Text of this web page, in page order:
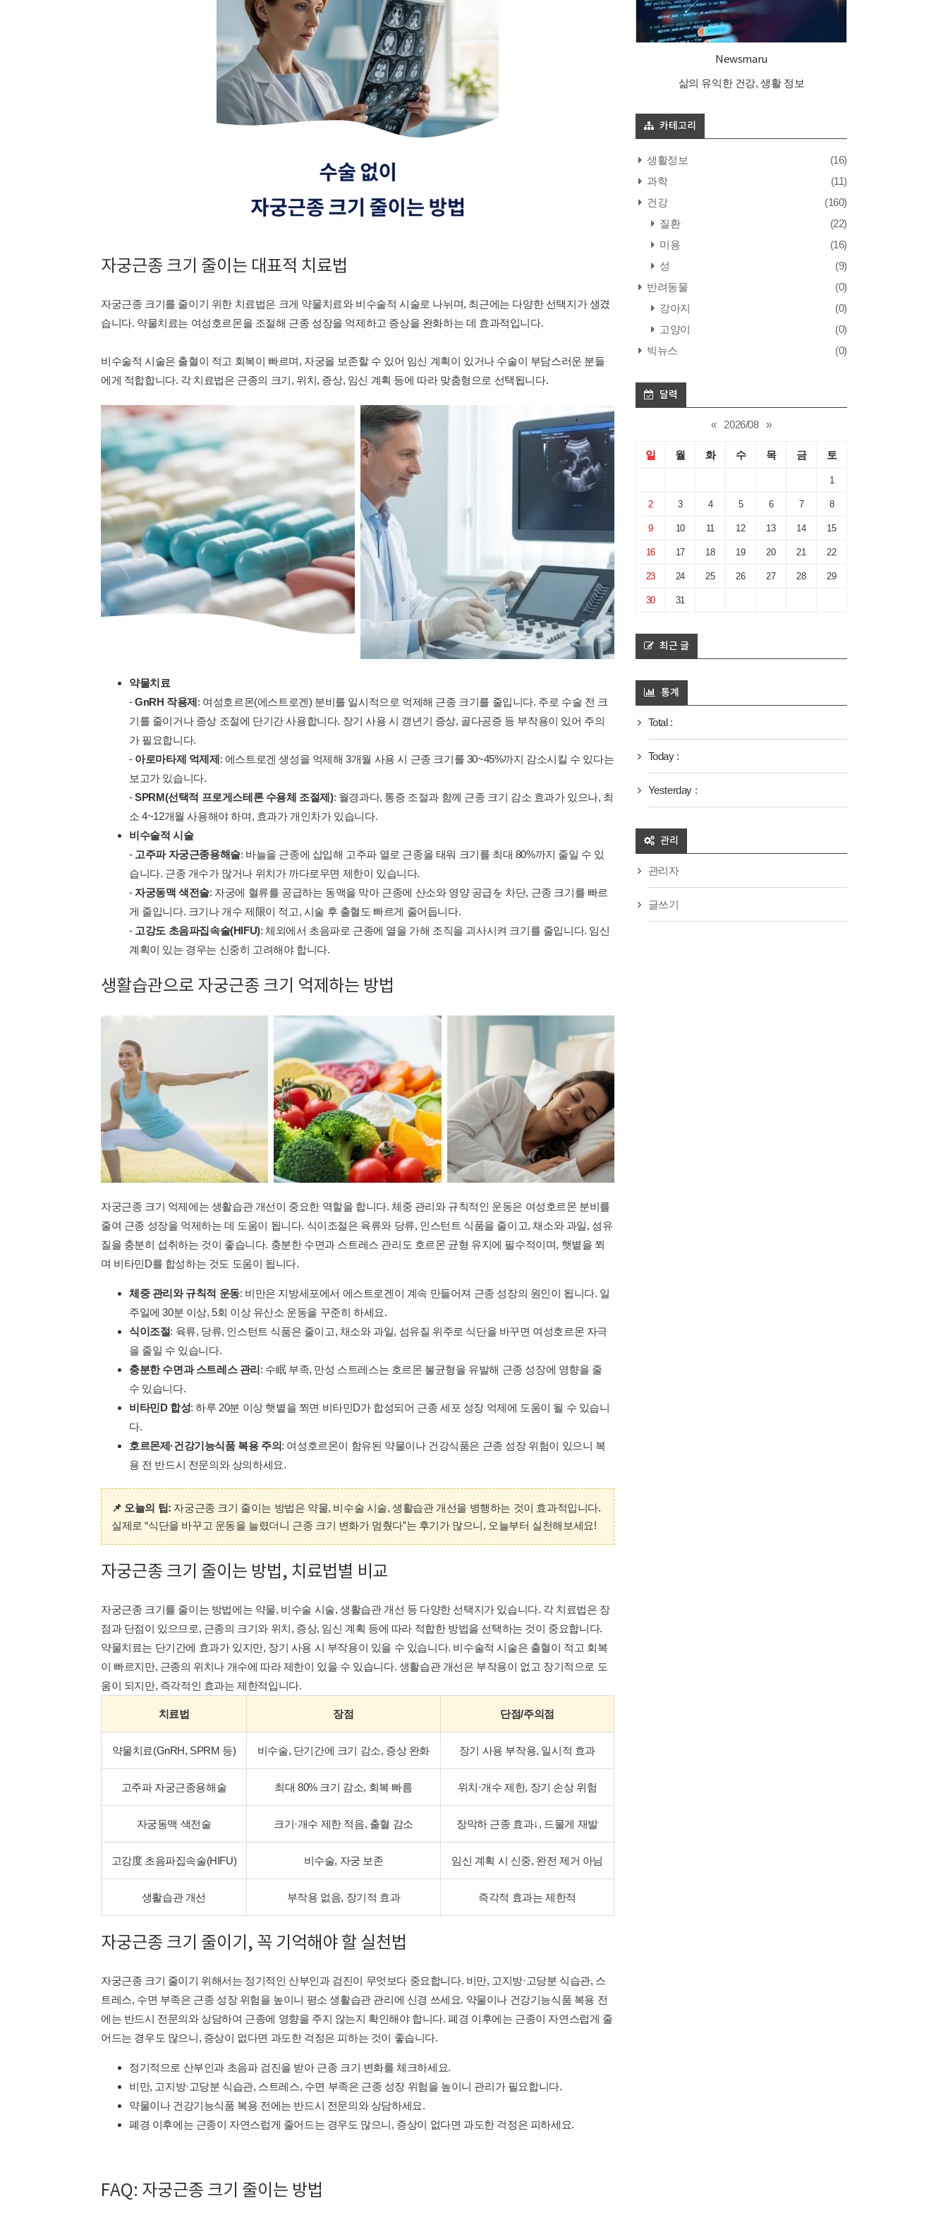
자궁근종 크기 줄이는 대표적 치료법
자궁근종 크기를 줄이기 위한 치료법은 크게 약물치료와 비수술적 시술로 나뉘며, 최근에는 다양한 선택지가 생겼
습니다. 약물치료는 여성호르몬을 조절해 근종 성장을 억제하고 증상을 완화하는 데 효과적입니다.
비수술적 시술은 출혈이 적고 회복이 빠르며, 자궁을 보존할 수 있어 임신 계획이 있거나 수술이 부담스러운 분들
에게 적합합니다. 각 치료법은 근종의 크기, 위치, 증상, 임신 계획 등에 따라 맞춤형으로 선택됩니다.
약물치료
-GnRH 작용제: 여성호르몬(에스트로겐) 분비를 일시적으로 억제해 근종 크기를 줄입니다. 주로 수술 전 크
기를 줄이거나 증상 조절에 단기간 사용합니다. 장기 사용 시 갱년기 증상, 골다공증 등 부작용이 있어 주의
가 필요합니다.
- 아로마타제 억제제: 에스트로겐 생성을 억제해 3개월 사용 시 근종 크기를 30~45%까지 감소시킬 수 있다는
보고가 있습니다.
-SPRM(선택적 프로게스테론 수용체 조절제): 월경과다, 통증 조절과 함께 근종 크기 감소 효과가 있으나, 최
소 4~12개월 사용해야 하며, 효과가 개인차가 있습니다.
비수술적 시술
- 고주파 자궁근종용해술: 바늘을 근종에 삽입해 고주파 열로 근종을 태워 크기를 최대 80%까지 줄일 수 있
습니다. 근종 개수가 많거나 위치가 까다로우면 제한이 있습니다.
-자궁동맥 색전술: 자궁에 혈류를 공급하는 동맥을 막아 근종에 산소와 영양 공급を 차단, 근종 크기를 빠르
게 줄입니다. 크기나 개수 제限이 적고, 시술 후 출혈도 빠르게 줄어듭니다.
- 고강도 초음파집속술(HIFU): 체외에서 초음파로 근종에 열을 가해 조직을 괴사시켜 크기를 줄입니다. 임신
계획이 있는 경우는 신중히 고려해야 합니다.
생활습관으로 자궁근종 크기 억제하는 방법
자궁근종 크기 억제에는 생활습관 개선이 중요한 역할을 합니다. 체중 관리와 규칙적인 운동은 여성호르몬 분비를
줄여 근종 성장을 억제하는 데 도움이 됩니다. 식이조절은 육류와 당류, 인스턴트 식품을 줄이고, 채소와 과일, 섬유
질을 충분히 섭취하는 것이 좋습니다. 충분한 수면과 스트레스 관리도 호르몬 균형 유지에 필수적이며, 햇볕을 쬐
며 비타민D를 합성하는 것도 도움이 됩니다.
체중 관리와 규칙적 운동: 비만은 지방세포에서 에스트로겐이 계속 만들어져 근종 성장의 원인이 됩니다. 일
주일에 30분 이상, 5회 이상 유산소 운동을 꾸준히 하세요.
식이조절: 육류, 당류, 인스턴트 식품은 줄이고, 채소와 과일, 섬유질 위주로 식단을 바꾸면 여성호르몬 자극
을 줄일 수 있습니다.
충분한 수면과 스트레스 관리: 수眠 부족, 만성 스트레스는 호르몬 불균형을 유발해 근종 성장에 영향을 줄
수 있습니다.
비타민D 합성: 하루 20분 이상 햇볕을 쬐면 비타민D가 합성되어 근종 세포 성장 억제에 도움이 될 수 있습니
다.
호르몬제·건강기능식품 복용 주의: 여성호르몬이 함유된 약물이나 건강식품은 근종 성장 위험이 있으니 복
용 전 반드시 전문의와 상의하세요.
📌 오늘의 팁: 자궁근종 크기 줄이는 방법은 약물, 비수술 시술, 생활습관 개선을 병행하는 것이 효과적입니다.
실제로 “식단을 바꾸고 운동을 늘렸더니 근종 크기 변화가 멈췄다”는 후기가 많으니, 오늘부터 실천해보세요!
자궁근종 크기 줄이는 방법, 치료법별 비교
자궁근종 크기를 줄이는 방법에는 약물, 비수술 시술, 생활습관 개선 등 다양한 선택지가 있습니다. 각 치료법은 장
점과 단점이 있으므로, 근종의 크기와 위치, 증상, 임신 계획 등에 따라 적합한 방법을 선택하는 것이 중요합니다.
약물치료는 단기간에 효과가 있지만, 장기 사용 시 부작용이 있을 수 있습니다. 비수술적 시술은 출혈이 적고 회복
이 빠르지만, 근종의 위치나 개수에 따라 제한이 있을 수 있습니다. 생활습관 개선은 부작용이 없고 장기적으로 도
움이 되지만, 즉각적인 효과는 제한적입니다.
치료법 장점 단점/주의점
약물치료(GnRH, SPRM 등) 비수술, 단기간에 크기 감소, 증상 완화 장기 사용 부작용, 일시적 효과
고주파 자궁근종용해술 최대 80% 크기 감소, 회복 빠름 위치·개수 제한, 장기 손상 위험
자궁동맥 색전술 크기·개수 제한 적음, 출혈 감소 장막하 근종 효과↓, 드물게 재발
고강度 초음파집속술(HIFU) 비수술, 자궁 보존 임신 계획 시 신중, 완전 제거 아님
생활습관 개선 부작용 없음, 장기적 효과 즉각적 효과는 제한적
자궁근종 크기 줄이기, 꼭 기억해야 할 실천법
자궁근종 크기 줄이기 위해서는 정기적인 산부인과 검진이 무엇보다 중요합니다. 비만, 고지방·고당분 식습관, 스
트레스, 수면 부족은 근종 성장 위험을 높이니 평소 생활습관 관리에 신경 쓰세요. 약물이나 건강기능식품 복용 전
에는 반드시 전문의와 상담하여 근종에 영향을 주지 않는지 확인해야 합니다. 폐경 이후에는 근종이 자연스럽게 줄
어드는 경우도 많으니, 증상이 없다면 과도한 걱정은 피하는 것이 좋습니다.
정기적으로 산부인과 초음파 검진을 받아 근종 크기 변화를 체크하세요.
비만, 고지방·고당분 식습관, 스트레스, 수면 부족은 근종 성장 위험을 높이니 관리가 필요합니다.
약물이나 건강기능식품 복용 전에는 반드시 전문의와 상담하세요.
폐경 이후에는 근종이 자연스럽게 줄어드는 경우도 많으니, 증상이 없다면 과도한 걱정은 피하세요.
FAQ: 자궁근종 크기 줄이는 방법
Newsmaru
삶의 유익한 건강, 생활 정보
카테고리
생활정보
(16)
과학
(11)
건강
(160)
질환
(22)
미용
(16)
성
(9)
반려동물
(0)
강아지
(0)
고양이
(0)
빅뉴스
(0)
달력
« 2026/08 »
일 월 화 수 목 금 토
1
2 3 4 5 6 7 8
9 10 11 12 13 14 15
16 17 18 19 20 21 22
23 24 25 26 27 28 29
30 31
최근 글
통계
Total :
Today :
Yesterday :
관리
관리자
글쓰기